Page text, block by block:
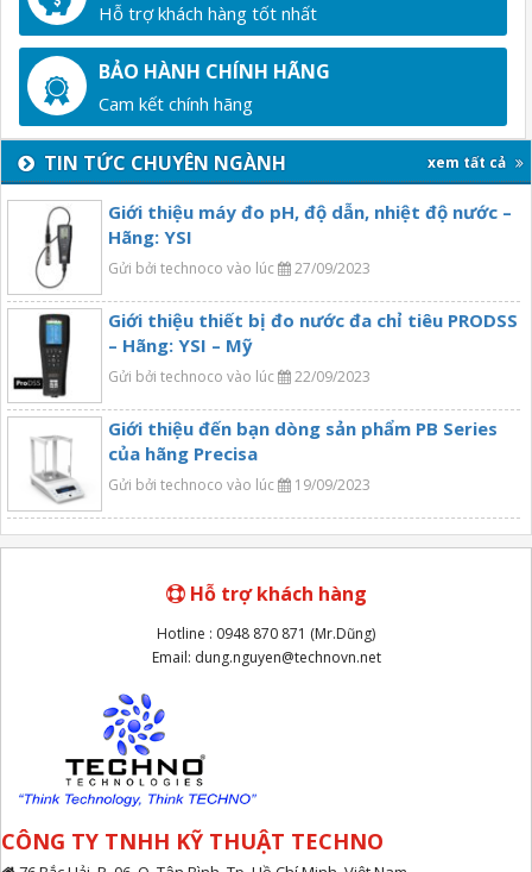
Hỗ trợ khách hàng tốt nhất
BẢO HÀNH CHÍNH HÃNG
Cam kết chính hãng
TIN TỨC CHUYÊN NGÀNH xem tất cả
Giới thiệu máy đo pH, độ dẫn, nhiệt độ nước –
Hãng: YSI
Gửi bởi technoco vào lúc 27/09/2023
Giới thiệu thiết bị đo nước đa chỉ tiêu PRODSS
– Hãng: YSI – Mỹ
Gửi bởi technoco vào lúc 22/09/2023
Giới thiệu đến bạn dòng sản phẩm PB Series
của hãng Precisa
Gửi bởi technoco vào lúc 19/09/2023
Hỗ trợ khách hàng
Hotline : 0948 870 871 (Mr.Dũng)
Email: dung.nguyen@technovn.net
CÔNG TY TNHH KỸ THUẬT TECHNO